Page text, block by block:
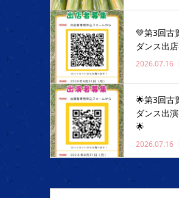
💚第3回古
ダンス出
2026.07.16
🌟第3回古
ダンス出
🌟
2026.07.16